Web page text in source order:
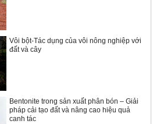
Vôi bột-Tác dụng của vôi nông nghiệp với
đất và cây
Bentonite trong sản xuất phân bón – Giải
pháp cải tạo đất và nâng cao hiệu quả
canh tác